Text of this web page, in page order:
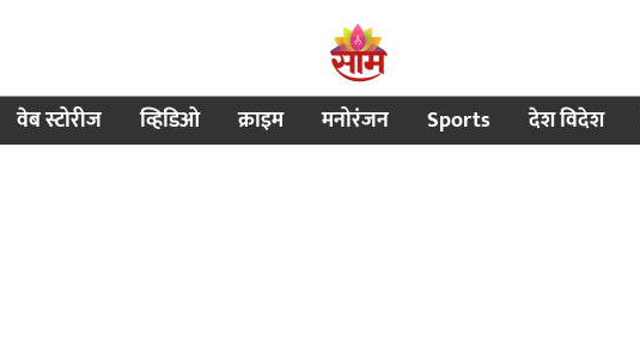
वेब स्टोरीज व्हिडिओ क्राइम मनोरंजन Sports देश विदेश